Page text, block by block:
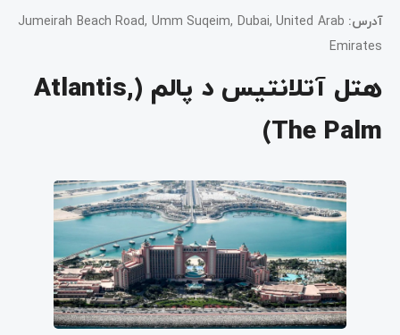
آدرس:
Jumeirah Beach Road, Umm Suqeim, Dubai, United Arab
Emirates
هتل آتلانتیس د پالم (Atlantis,
The Palm)